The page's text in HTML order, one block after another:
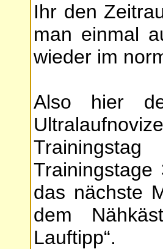
Ihr den
man einmal
wieder im
Also hier
das nächste
dem
Lauftipp“.